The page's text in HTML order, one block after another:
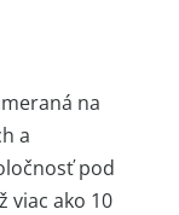
na
a
pod
viac ako 10